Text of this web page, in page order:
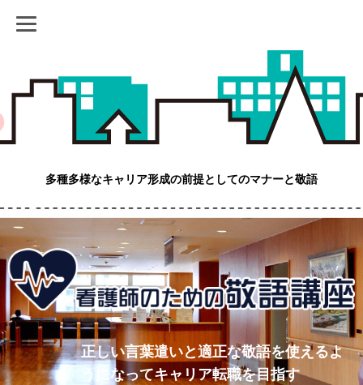
多種多様なキャリア形成の前提としてのマナーと敬語
正しい言葉遣いと適正な敬語を使えるよ
うになってキャリア転職を目指す